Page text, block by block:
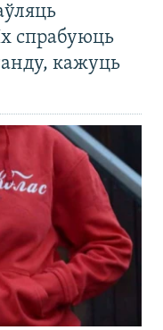
спрабуюць
кажуць